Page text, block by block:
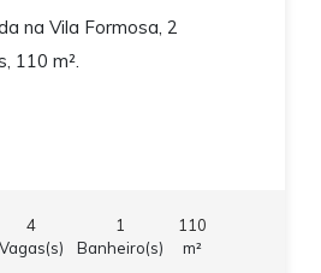
na Vila Formosa, 2
110 m².
4
Vagas(s)
1
Banheiro(s)
110
m²